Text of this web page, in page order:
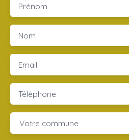
Prénom
Nom
Email
Téléphone
Votre commune